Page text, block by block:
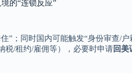
的“连锁反应”
”；同时国内可能触发“身份审查/户
税/租约/雇佣等），必要时申请回美